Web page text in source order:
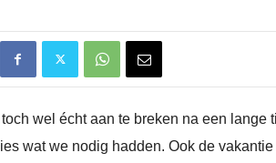
wel écht aan te breken na een
wat we nodig hadden. Ook de